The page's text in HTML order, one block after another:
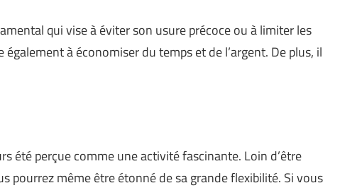
qui vise à éviter son usure précoce ou à limiter les
à économiser du temps et de l’argent. De plus, il
été perçue comme une activité fascinante. Loin d’être
pourrez même être étonné de sa grande flexibilité. Si vous